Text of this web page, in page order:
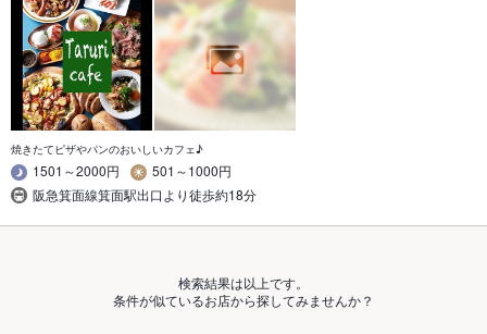
焼きたてピザやパンのおいしいカフェ♪
1501～2000円
501～1000円
阪急箕面線箕面駅出口より徒歩約18分
検索結果は以上です。
条件が似ているお店から探してみませんか？